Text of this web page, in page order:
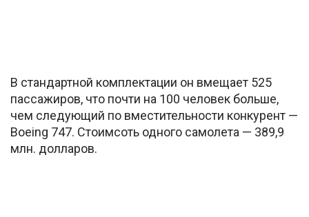
В стандартной комплектации он вмещает 525
пассажиров, что почти на 100 человек больше,
чем следующий по вместительности конкурент —
Boeing 747. Стоимсоть одного самолета — 389,9
млн. долларов.